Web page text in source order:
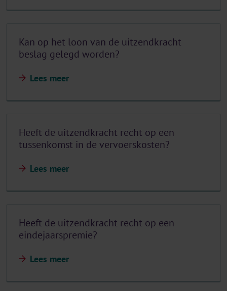
Kan op het loon van de uitzendkracht
beslag gelegd worden?
Lees meer
Heeft de uitzendkracht recht op een
tussenkomst in de vervoerskosten?
Lees meer
Heeft de uitzendkracht recht op een
eindejaarspremie?
Lees meer